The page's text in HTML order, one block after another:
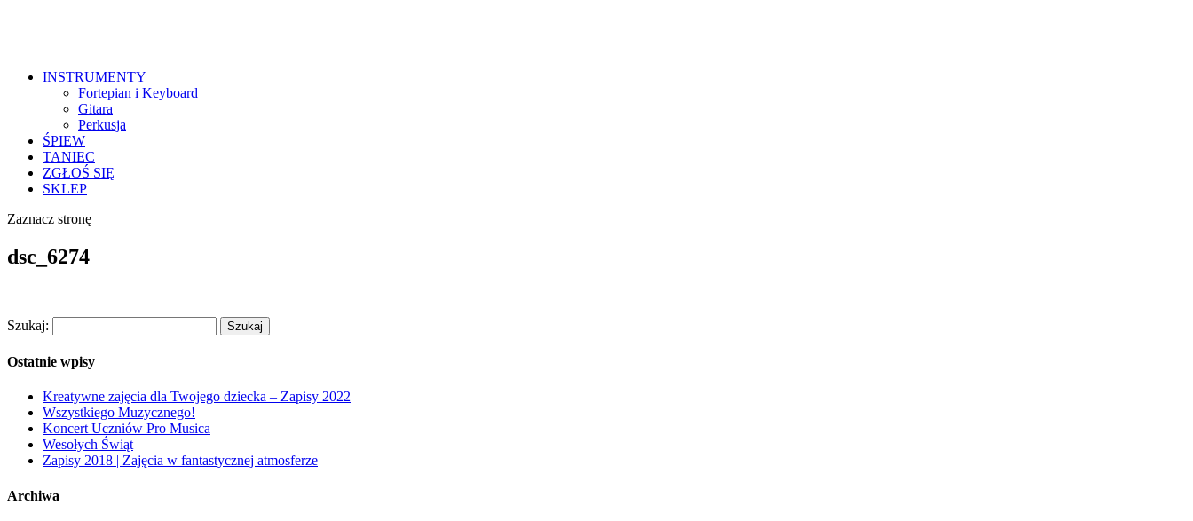
INSTRUMENTY
Fortepian i Keyboard
Gitara
Perkusja
ŚPIEW
TANIEC
ZGŁOŚ SIĘ
SKLEP
Zaznacz stronę
dsc_6274
Szukaj:
Ostatnie wpisy
Kreatywne zajęcia dla Twojego dziecka – Zapisy 2022
Wszystkiego Muzycznego!
Koncert Uczniów Pro Musica
Wesołych Świąt
Zapisy 2018 | Zajęcia w fantastycznej atmosferze
Archiwa